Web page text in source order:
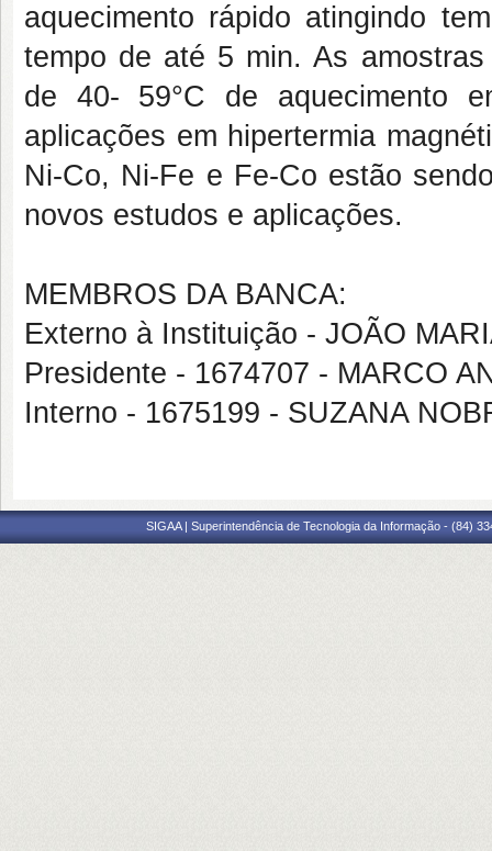
aquecimento rápido atingindo
tempo de até 5 min. As
de 40- 59°C de aquecimento
aplicações em hipertermia
Ni-Co, Ni-Fe e Fe-Co estão
novos estudos e aplicações.
MEMBROS DA BANCA:
Externo à Instituição - JOÃO
Presidente - 1674707 - MARCO
Interno - 1675199 - SUZANA
SIGAA | Superintendência de Tecnologia da Informação - (84)